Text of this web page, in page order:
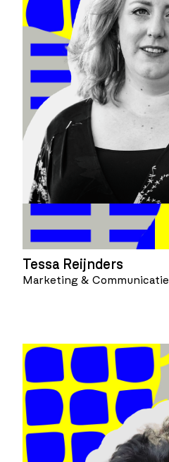
Tessa Reijnders
Marketing & Communicatie